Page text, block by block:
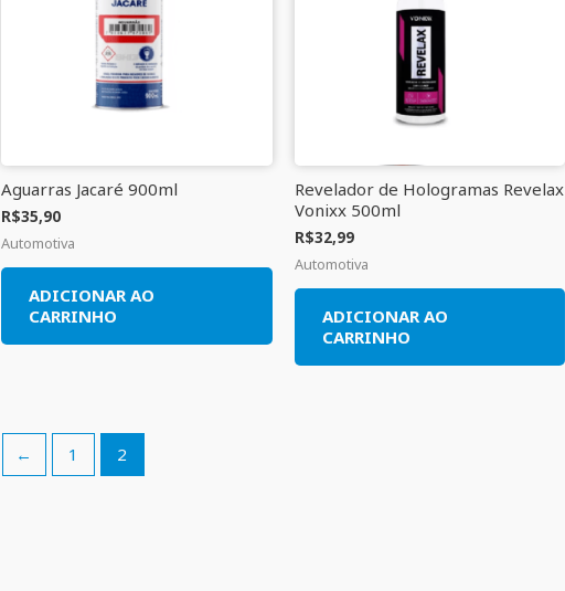
Aguarras Jacaré 900ml
R$35,90
Automotiva
ADICIONAR AO
CARRINHO
Revelador de Hologramas Revelax
Vonixx 500ml
R$32,99
Automotiva
ADICIONAR AO
CARRINHO
← 1 2